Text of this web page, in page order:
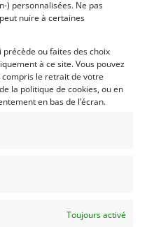
) personnalisées. Ne pas
nuire à certaines
ou faites des choix
à ce site. Vous pouvez
le retrait de votre
la politique de cookies, ou en
en bas de l’écran.
Toujours activé